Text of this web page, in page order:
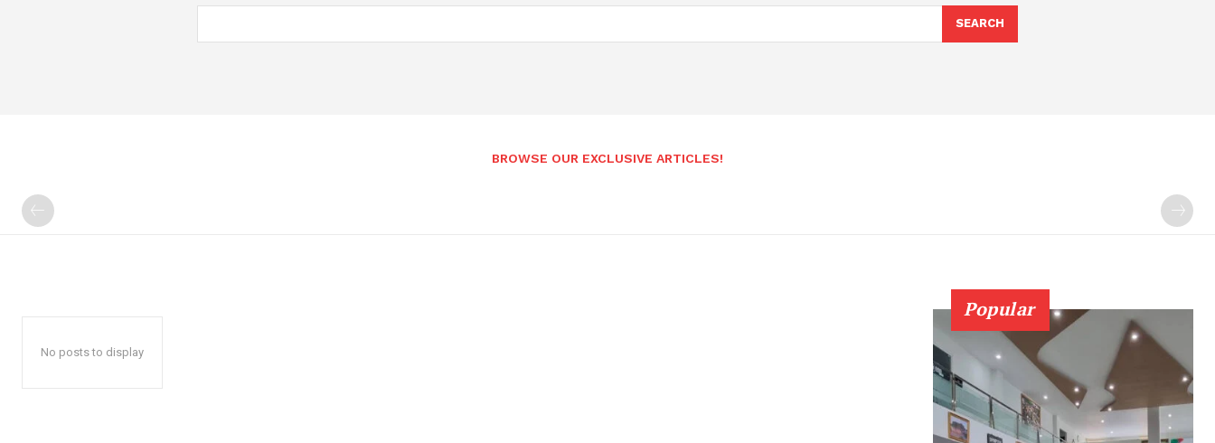
SEARCH
BROWSE OUR EXCLUSIVE ARTICLES!
No posts to display
Popular